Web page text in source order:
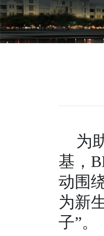
为
基，
动围
为新
子”。